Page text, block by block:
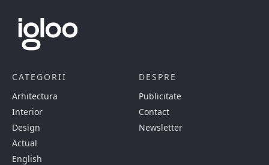
CATEGORII
Arhitectura
Interior
Design
Actual
English
DESPRE
Publicitate
Contact
Newsletter